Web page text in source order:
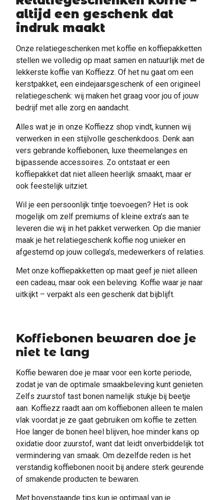
altijd een geschenk dat
indruk maakt
Onze relatiegeschenken met koffie en koffiepakketten
stellen we volledig op maat samen en natuurlijk met de
lekkerste koffie van Koffiezz. Of het nu gaat om een
kerstpakket, een eindejaarsgeschenk of een origineel
relatiegeschenk: wij maken het graag voor jou of jouw
bedrijf met alle zorg en aandacht.
Alles wat je in onze Koffiezz shop vindt, kunnen wij
verwerken in een stijlvolle geschenkdoos. Denk aan
vers gebrande koffiebonen, luxe theemelanges en
bijpassende accessoires. Zo ontstaat er een
koffiepakket dat niet alleen heerlijk smaakt, maar er
ook feestelijk uitziet.
Wil je een persoonlijk tintje toevoegen? Het is ook
mogelijk om zelf premiums of kleine extra’s aan te
leveren die wij in het pakket verwerken. Op die manier
maak je het relatiegeschenk koffie nog unieker en
afgestemd op jouw collega’s, medewerkers of relaties.
Met onze koffiepakketten op maat geef je niet alleen
een cadeau, maar ook een beleving. Koffie waar je naar
uitkijkt – verpakt als een geschenk dat bijblijft.
Koffiebonen bewaren doe je
niet te lang
Koffie bewaren doe je maar voor een korte periode,
zodat je van de optimale smaakbeleving kunt genieten.
Zelfs zuurstof tast bonen namelijk stukje bij beetje
aan. Koffiezz raadt aan om koffiebonen alleen te malen
vlak voordat je ze gaat gebruiken om koffie te zetten.
Hoe langer de bonen heel blijven, hoe minder kans op
oxidatie door zuurstof, want dat leidt onverbiddelijk tot
vermindering van smaak. Om dezelfde reden is het
verstandig koffiebonen nooit bij andere sterk geurende
of smakende producten te bewaren.
Met bovenstaande tips kun je optimaal van je